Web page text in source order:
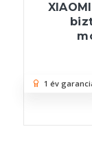
1 év